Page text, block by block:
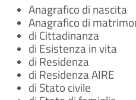
Anagrafico di nascita
Anagrafico di
di Cittadinanza
di Esistenza in vita
di Residenza
di Residenza AIRE
di Stato civile